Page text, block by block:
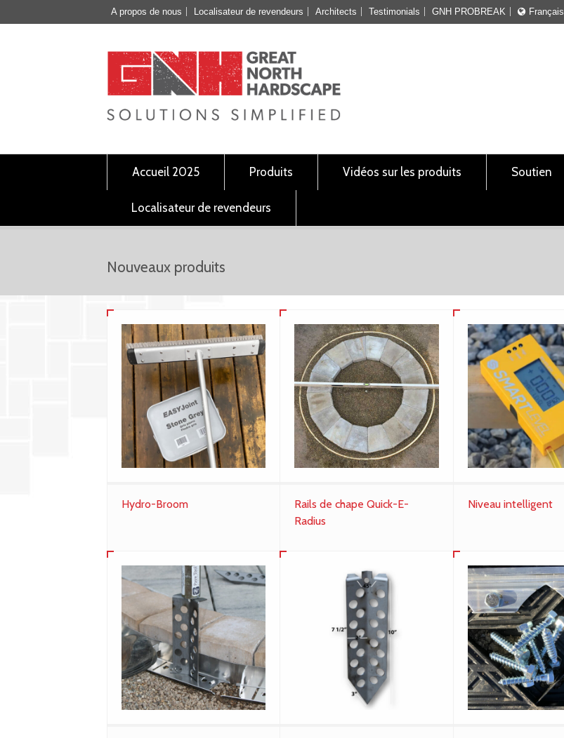
A propos de nous Localisateur de revendeurs Architects Testimonials GNH PROBREAK
Français
Accueil 2025 Produits Vidéos sur les produits Soutien
Localisateur de revendeurs
Nouveaux produits
Hydro-Broom
Rails de chape Quick-E-
Radius
Niveau intelligent